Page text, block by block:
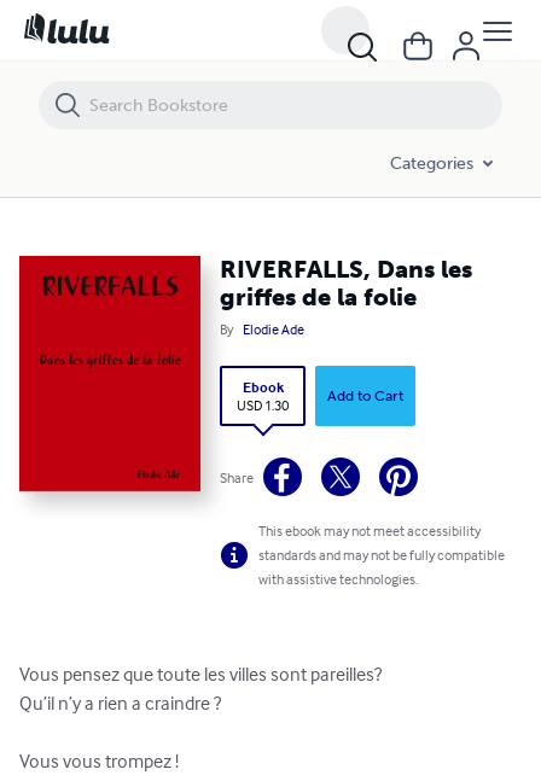
Categories
RIVERFALLS, Dans les
griffes de la folie
By Elodie Ade
Ebook
USD 1.30
Add to Cart
Share
This ebook may not meet accessibility
standards and may not be fully compatible
with assistive technologies.
Vous pensez que toute les villes sont pareilles?
Qu’il n’y a rien a craindre ?
Vous vous trompez !
RIVERFALLS, Dans les griffes de la folie